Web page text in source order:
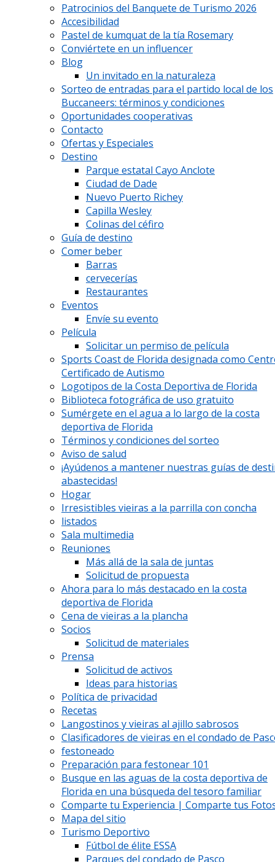
Patrocinios del Banquete de Turismo 2026
Accesibilidad
Pastel de kumquat de la tía Rosemary
Conviértete en un influencer
Blog
Un invitado en la naturaleza
Sorteo de entradas para el partido local de los
Buccaneers: términos y condiciones
Oportunidades cooperativas
Contacto
Ofertas y Especiales
Destino
Parque estatal Cayo Anclote
Ciudad de Dade
Nuevo Puerto Richey
Capilla Wesley
Colinas del céfiro
Guía de destino
Comer beber
Barras
cervecerías
Restaurantes
Eventos
Envíe su evento
Película
Solicitar un permiso de película
Sports Coast de Florida designada como
Certificado de Autismo
Logotipos de la Costa Deportiva de Florida
Biblioteca fotográfica de uso gratuito
Sumérgete en el agua a lo largo de la costa
deportiva de Florida
Términos y condiciones del sorteo
Aviso de salud
¡Ayúdenos a mantener nuestras guías de
abastecidas!
Hogar
Irresistibles vieiras a la parrilla con concha
listados
Sala multimedia
Reuniones
Más allá de la sala de juntas
Solicitud de propuesta
Ahora para lo más destacado en la costa
deportiva de Florida
Cena de vieiras a la plancha
Socios
Solicitud de materiales
Prensa
Solicitud de activos
Ideas para historias
Política de privacidad
Recetas
Langostinos y vieiras al ajillo sabrosos
Clasificadores de vieiras en el condado de
festoneado
Preparación para festonear 101
Busque en las aguas de la costa deportiva de
Florida en una búsqueda del tesoro familiar
Comparte tu Experiencia | Comparte tus
Mapa del sitio
Turismo Deportivo
Fútbol de élite ESSA
Parques del condado de Pasco